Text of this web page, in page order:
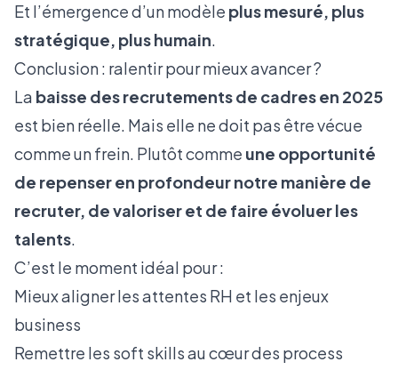
Et l’émergence d’un modèle plus mesuré, plus
stratégique, plus humain.
Conclusion : ralentir pour mieux avancer ?
La baisse des recrutements de cadres en 2025
est bien réelle. Mais elle ne doit pas être vécue
comme un frein. Plutôt comme une opportunité
de repenser en profondeur notre manière de
recruter, de valoriser et de faire évoluer les
talents.
C’est le moment idéal pour :
Mieux aligner les attentes RH et les enjeux
business
Remettre les soft skills au cœur des process